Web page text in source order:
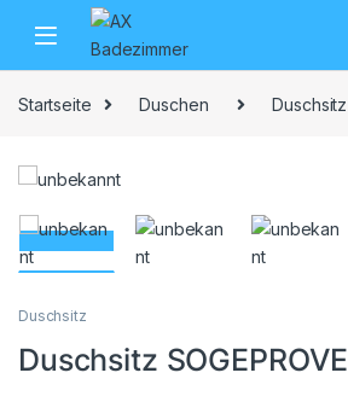
Skip to navigation
Skip to content
Startseite Duschen Duschsitz
Duschsitz
Duschsitz SOGEPROVE